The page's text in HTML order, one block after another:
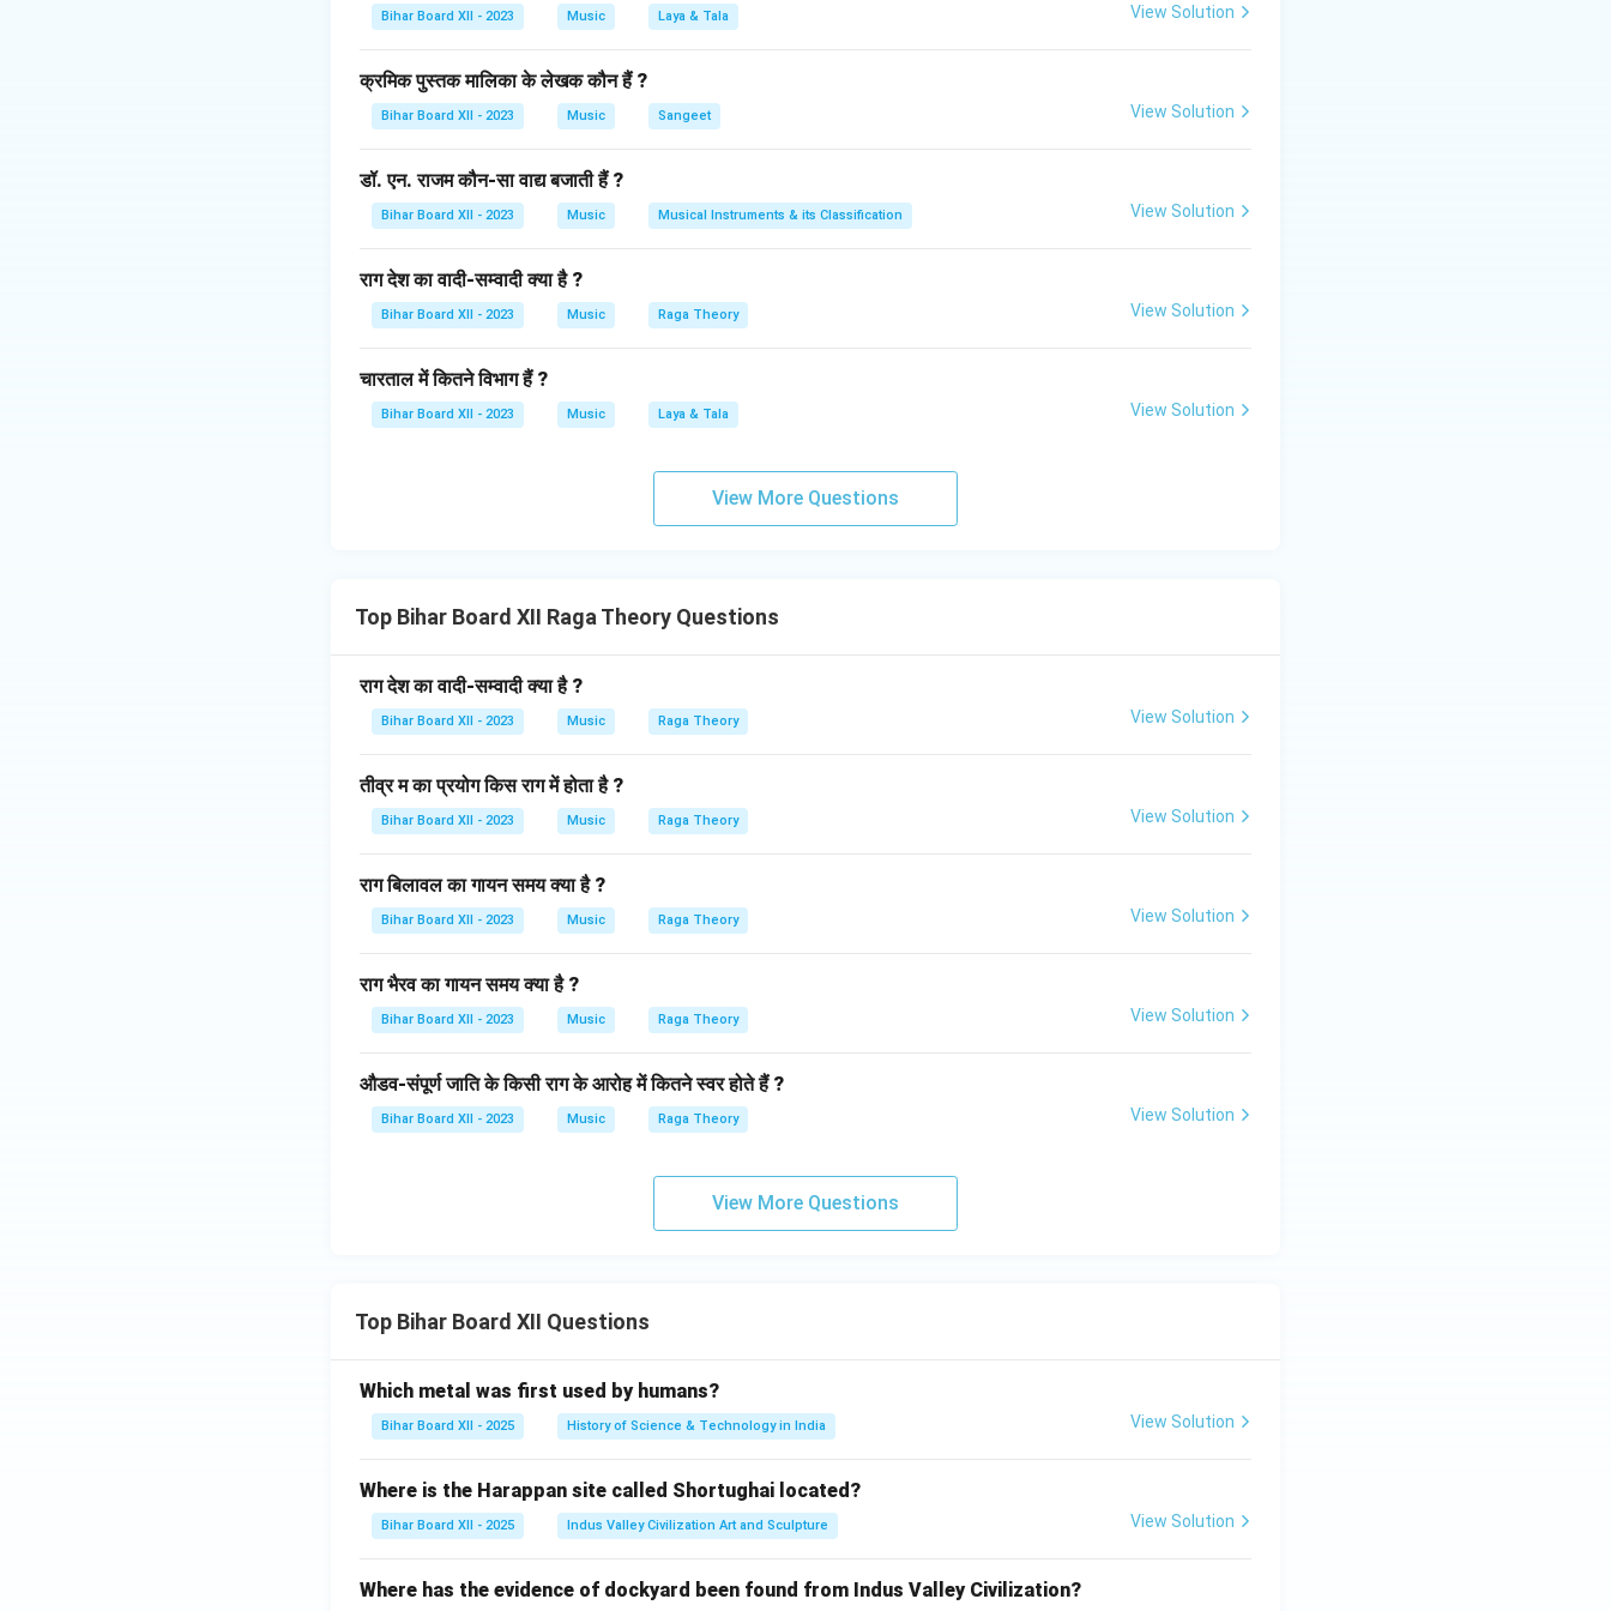
के शांत और गहरे भावनात्मक प्रभाव को अधिक प्रभावी रूप से व्यक्त करने के लिए उपयुक्त होता है। रात्रि में इसकी धीमी, गहरी
केदार एक अद्वितीय राग है जो शांति और ताजगी का अनुभव कराता है, और इसका संगीत रात्रि के वातावरण में और भी अधिक समृद्ध
हो जाता है।
Bihar Board XII - 2023 Music Laya & Tala View Solution
क्रमिक पुस्तक मालिका के लेखक कौन हैं ?
Bihar Board XII - 2023 Music Sangeet View Solution
डॉ. एन. राजम कौन-सा वाद्य बजाती हैं ?
Bihar Board XII - 2023 Music Musical Instruments & its Classification View Solution
राग देश का वादी-सम्वादी क्या है ?
Bihar Board XII - 2023 Music Raga Theory View Solution
चारताल में कितने विभाग हैं ?
Bihar Board XII - 2023 Music Laya & Tala View Solution
View More Questions
Top Bihar Board XII Raga Theory Questions
राग देश का वादी-सम्वादी क्या है ?
Bihar Board XII - 2023 Music Raga Theory View Solution
तीव्र म का प्रयोग किस राग में होता है ?
Bihar Board XII - 2023 Music Raga Theory View Solution
राग बिलावल का गायन समय क्या है ?
Bihar Board XII - 2023 Music Raga Theory View Solution
राग भैरव का गायन समय क्या है ?
Bihar Board XII - 2023 Music Raga Theory View Solution
औडव-संपूर्ण जाति के किसी राग के आरोह में कितने स्वर होते हैं ?
Bihar Board XII - 2023 Music Raga Theory View Solution
View More Questions
Top Bihar Board XII Questions
Which metal was first used by humans?
Bihar Board XII - 2025 History of Science & Technology in India View Solution
Where is the Harappan site called Shortughai located?
Bihar Board XII - 2025 Indus Valley Civilization Art and Sculpture View Solution
Where has the evidence of dockyard been found from Indus Valley Civilization?